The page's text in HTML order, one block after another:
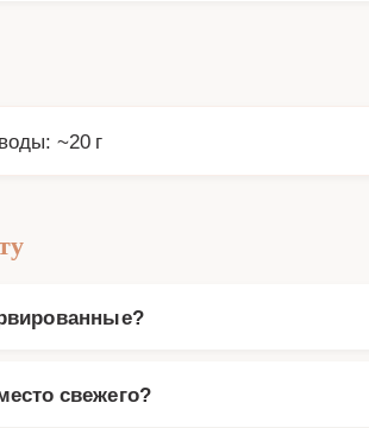
~20 г
свежего?